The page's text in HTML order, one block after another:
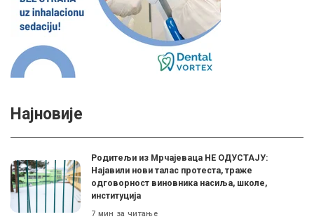
Најновије
Родитељи из Мрчајеваца НЕ ОДУСТАЈУ:
Најавили нови талас протеста, траже
одговорност виновника насиља, школе,
институција
7 мин за читање